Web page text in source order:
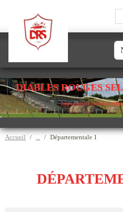
DIABLES ROUGES
DIABLE ROUGE UN JOUR,
Accueil Départementale 1